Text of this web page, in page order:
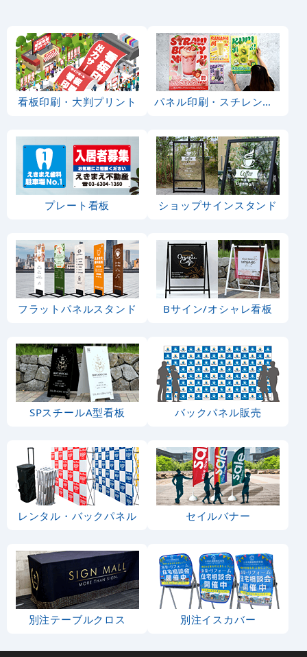
看板印刷・大判プリント パネル印刷・スチレンボード
プレート看板 ショップサインスタンド
フラットパネルスタンド Bサイン/オシャレ看板
SPスチールA型看板 バックパネル販売
レンタル・バックパネル セイルバナー
別注テーブルクロス 別注イスカバー